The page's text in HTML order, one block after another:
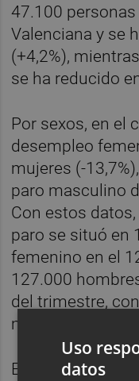
47.100
Valenciana y se
(+4,2%),
se ha reducido
Por sexos, en el
desempleo
mujeres (-
paro masculino
Con estos
paro se situó en
femenino en el
127.000
del trimestre,
masculina del
En cuanto a los
Uso
datos